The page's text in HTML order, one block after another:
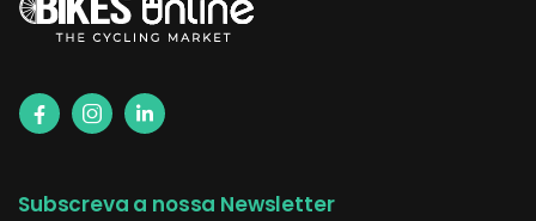
Subscreva a nossa Newsletter